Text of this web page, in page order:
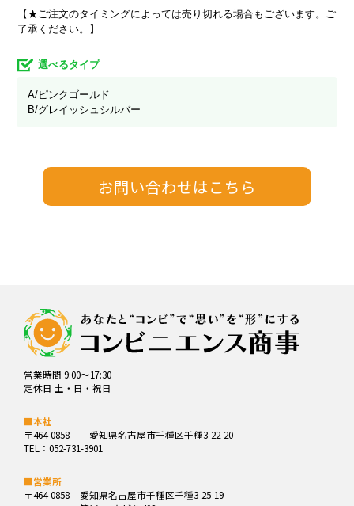
【★ご注文のタイミングによっては売り切れる場合もございます。ご
了承ください。】
選べるタイプ
A/ピンクゴールド
B/グレイッシュシルバー
営業時間 9:00～17:30
定休日 土・日・祝日
■本社
〒464-0858
愛知県名古屋市千種区千種3-22-20
TEL：052-731-3901
■営業所
〒464-0858
愛知県名古屋市千種区千種3-25-19